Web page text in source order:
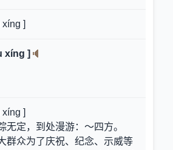
xíng ]
xíng ]
xíng ]
无定，到处漫游：～四方。
群众为了庆祝、纪念、示威等